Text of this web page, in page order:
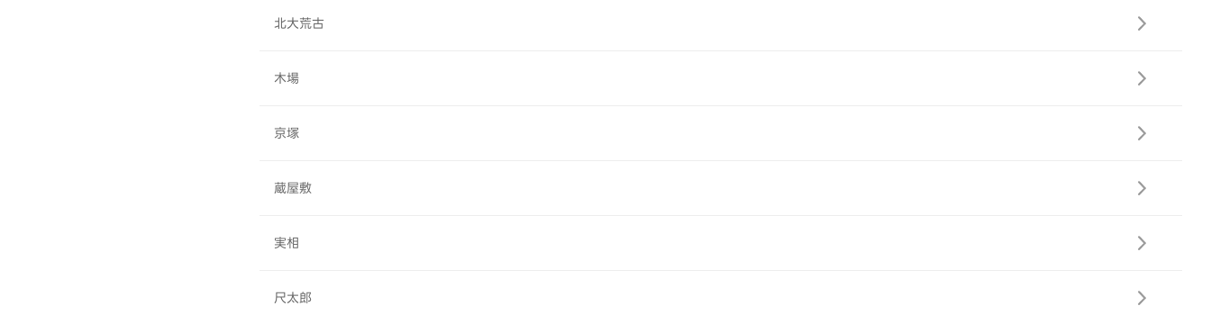
北大荒古
木場
京塚
蔵屋敷
実相
尺太郎